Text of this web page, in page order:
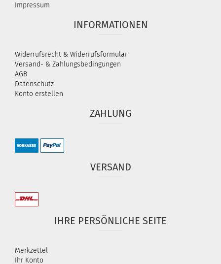
Impressum
INFORMATIONEN
Widerrufsrecht & Widerrufsformular
Versand- & Zahlungsbedingungen
AGB
Datenschutz
Konto erstellen
ZAHLUNG
VERSAND
IHRE PERSÖNLICHE SEITE
Merkzettel
Ihr Konto